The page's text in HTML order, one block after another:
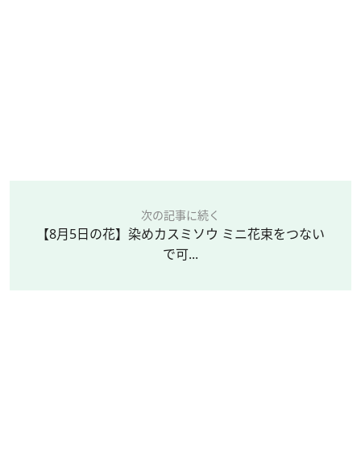
次の記事に続く
【8月5日の花】染めカスミソウ ミニ花束をつない
で可...